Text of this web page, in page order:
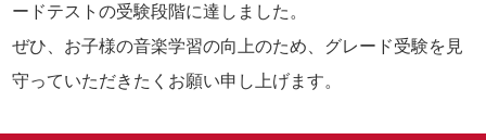
ードテストの受験段階に達しました。
ぜひ、お子様の音楽学習の向上のため、グレード受験を見
守っていただきたくお願い申し上げます。